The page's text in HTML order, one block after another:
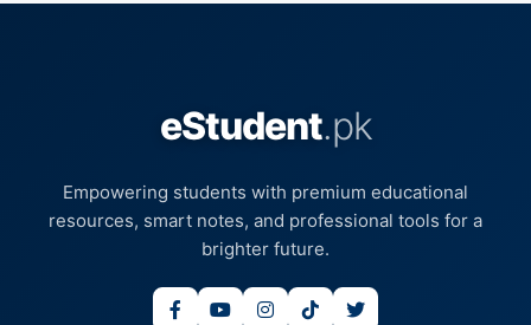
eStudent.pk
Empowering students with premium educational
resources, smart notes, and professional tools for a
brighter future.